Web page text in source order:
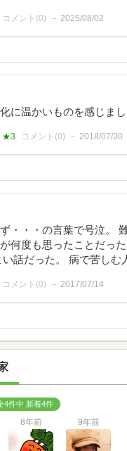
コメント(0) 2025/08/02
に温かいものを感じま
★3 コメント(0) 2018/07/30
・・・の言葉で号泣。
何度も思ったことだっ
話だった。 病で苦しむ
コメント(0) 2017/07/14
4件中 新着4件
8年前 9年前